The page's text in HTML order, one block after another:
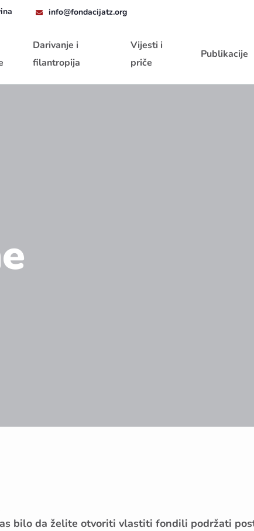
info@fondacijatz.org
Darivanje i
filantropija
Vijesti i
priče
Publikacije
bilo da želite otvoriti vlastiti fondili podržati